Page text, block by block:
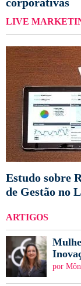
LIVE
Estudo sobre
de Gestão no
ARTIGOS
por